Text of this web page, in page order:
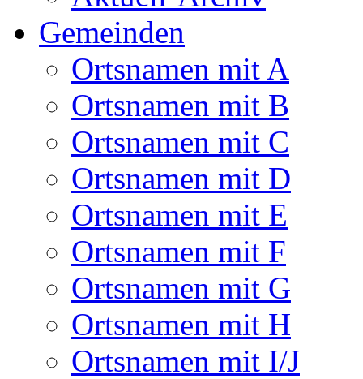
Gemeinden
Ortsnamen mit A
Ortsnamen mit B
Ortsnamen mit C
Ortsnamen mit D
Ortsnamen mit E
Ortsnamen mit F
Ortsnamen mit G
Ortsnamen mit H
Ortsnamen mit I/J